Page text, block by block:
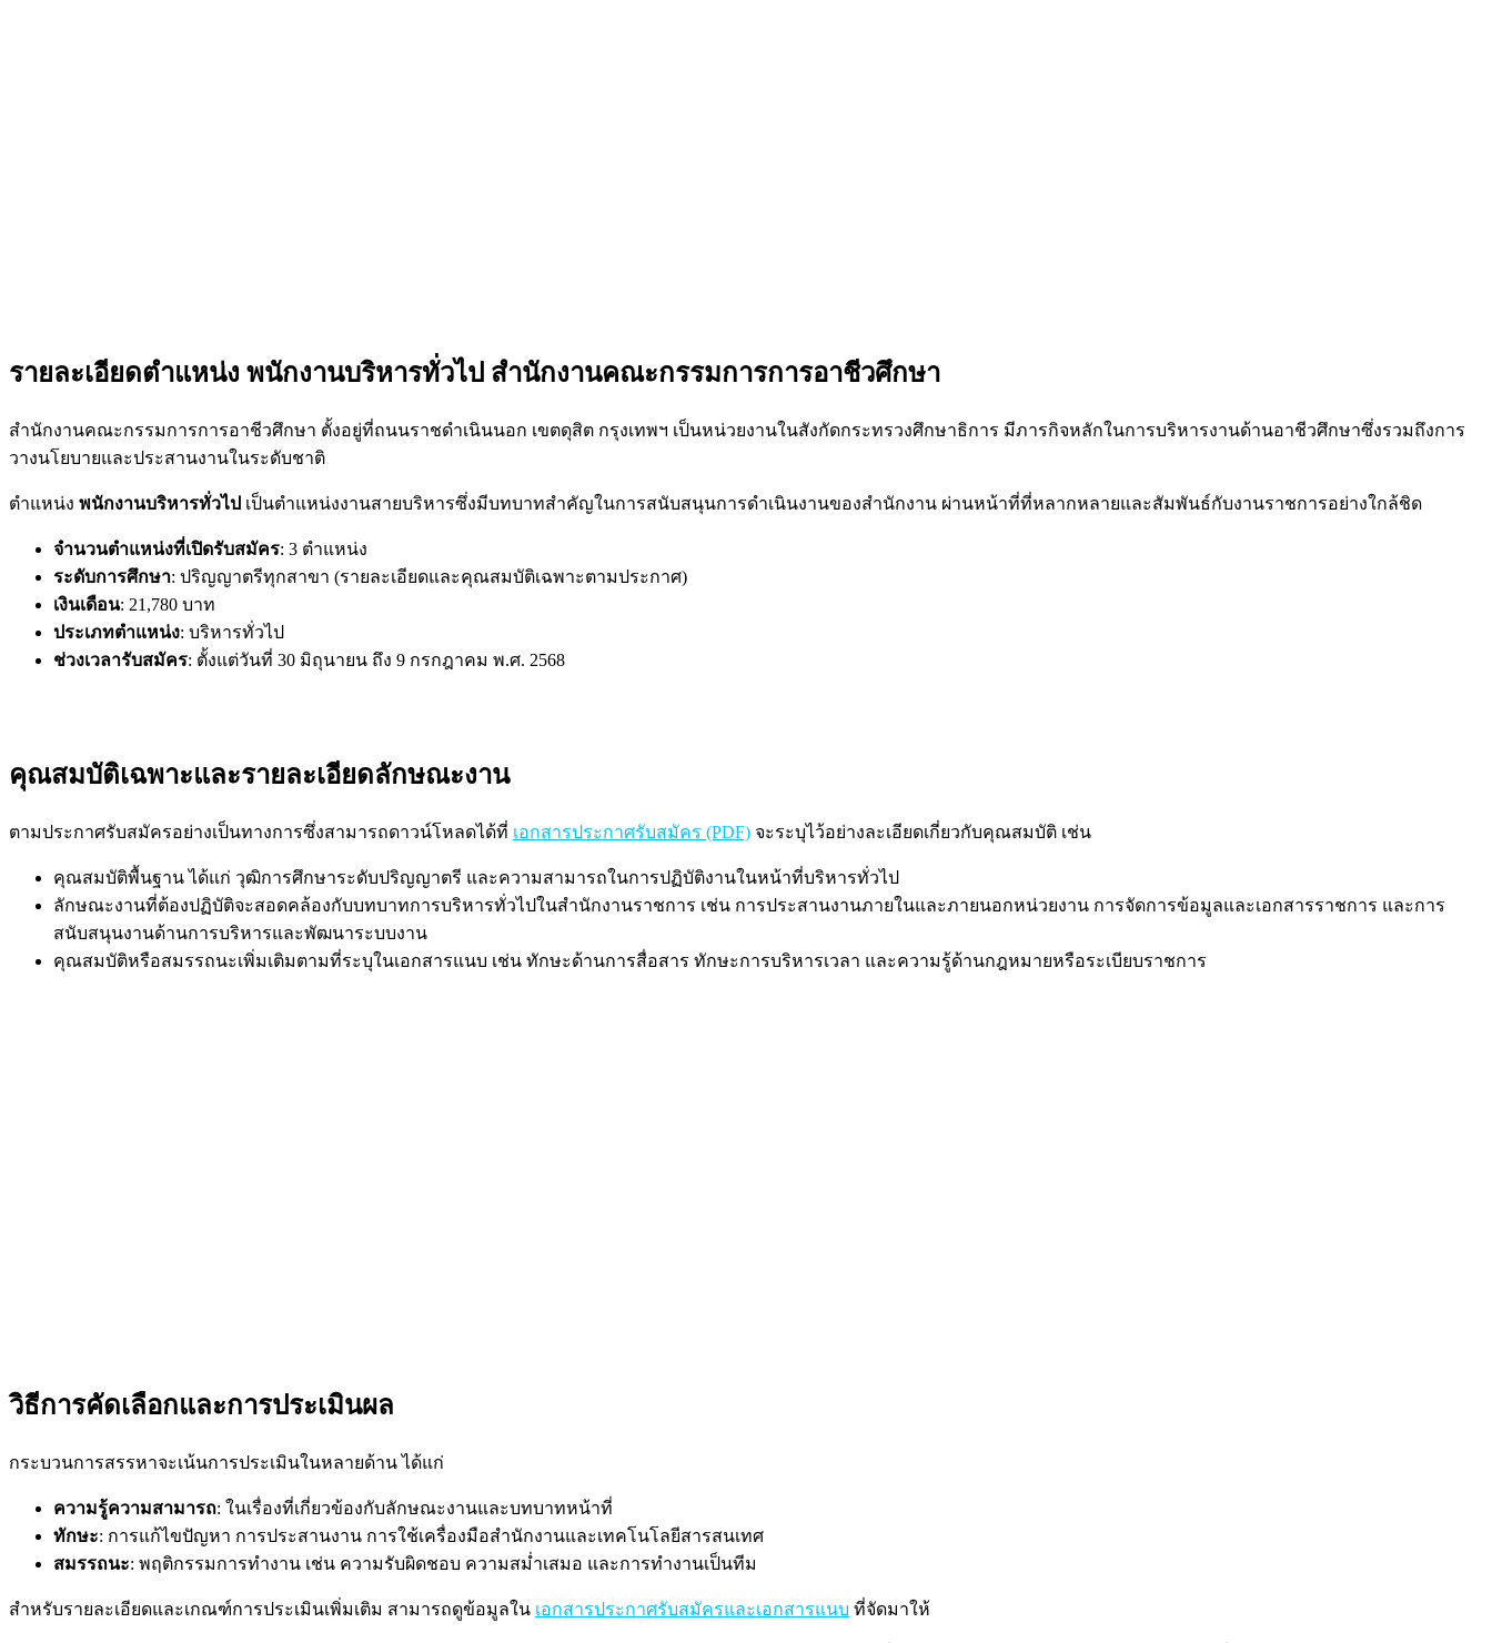
รายละเอียดตำแหน่ง พนักงานบริหารทั่วไป สำนักงานคณะกรรมการการอาชีวศึกษา
สำนักงานคณะกรรมการการอาชีวศึกษา ตั้งอยู่ที่ถนนราชดำเนินนอก เขตดุสิต กรุงเทพฯ เป็นหน่วยงานในสังกัดกระทรวงศึกษาธิการ มีภารกิจหลักในการบริหารงานด้านอาชีวศึกษาซึ่งรวมถึงการ
วางนโยบายและประสานงานในระดับชาติ
ตำแหน่ง พนักงานบริหารทั่วไป เป็นตำแหน่งงานสายบริหารซึ่งมีบทบาทสำคัญในการสนับสนุนการดำเนินงานของสำนักงาน ผ่านหน้าที่ที่หลากหลายและสัมพันธ์กับงานราชการอย่างใกล้ชิด
จำนวนตำแหน่งที่เปิดรับสมัคร: 3 ตำแหน่ง
ระดับการศึกษา: ปริญญาตรีทุกสาขา (รายละเอียดและคุณสมบัติเฉพาะตามประกาศ)
เงินเดือน: 21,780 บาท
ประเภทตำแหน่ง: บริหารทั่วไป
ช่วงเวลารับสมัคร: ตั้งแต่วันที่ 30 มิถุนายน ถึง 9 กรกฎาคม พ.ศ. 2568
คุณสมบัติเฉพาะและรายละเอียดลักษณะงาน
ตามประกาศรับสมัครอย่างเป็นทางการซึ่งสามารถดาวน์โหลดได้ที่ เอกสารประกาศรับสมัคร (PDF) จะระบุไว้อย่างละเอียดเกี่ยวกับคุณสมบัติ เช่น
คุณสมบัติพื้นฐาน ได้แก่ วุฒิการศึกษาระดับปริญญาตรี และความสามารถในการปฏิบัติงานในหน้าที่บริหารทั่วไป
ลักษณะงานที่ต้องปฏิบัติจะสอดคล้องกับบทบาทการบริหารทั่วไปในสำนักงานราชการ เช่น การประสานงานภายในและภายนอกหน่วยงาน การจัดการข้อมูลและเอกสารราชการ และการ
สนับสนุนงานด้านการบริหารและพัฒนาระบบงาน
คุณสมบัติหรือสมรรถนะเพิ่มเติมตามที่ระบุในเอกสารแนบ เช่น ทักษะด้านการสื่อสาร ทักษะการบริหารเวลา และความรู้ด้านกฎหมายหรือระเบียบราชการ
วิธีการคัดเลือกและการประเมินผล
กระบวนการสรรหาจะเน้นการประเมินในหลายด้าน ได้แก่
ความรู้ความสามารถ: ในเรื่องที่เกี่ยวข้องกับลักษณะงานและบทบาทหน้าที่
ทักษะ: การแก้ไขปัญหา การประสานงาน การใช้เครื่องมือสำนักงานและเทคโนโลยีสารสนเทศ
สมรรถนะ: พฤติกรรมการทำงาน เช่น ความรับผิดชอบ ความสม่ำเสมอ และการทำงานเป็นทีม
สำหรับรายละเอียดและเกณฑ์การประเมินเพิ่มเติม สามารถดูข้อมูลใน เอกสารประกาศรับสมัครและเอกสารแนบ ที่จัดมาให้